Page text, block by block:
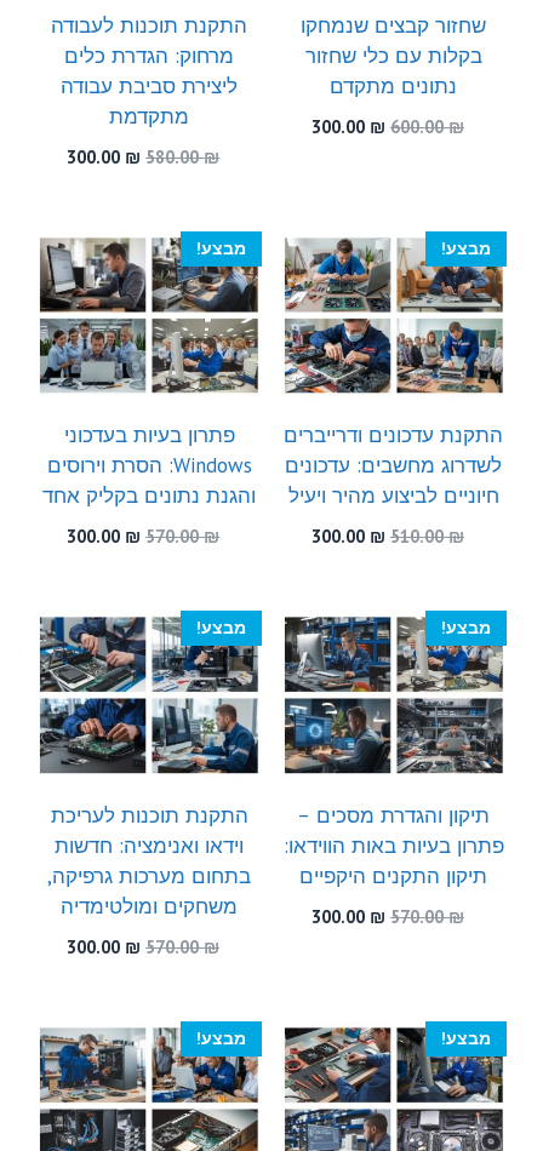
שחזור קבצים שנמחקו
בקלות עם כלי שחזור
נתונים מתקדם
600.00₪
המחיר
300.00 ₪
התקנת תוכנות לעבודה
מרחוק: הגדרת כלים
ליצירת סביבת עבודה
מתקדמת
580.00₪
המחיר
580.00 ₪.
300.00 ₪
המחיר
300.00 ₪.
מבצע!
התקנת עדכונים ודרייברים
לשדרוג מחשבים: עדכונים
חיוניים לביצוע מהיר ויעיל
510.00₪
המחיר
510.00 ₪.
300.00 ₪
300.00 ₪.
מבצע!
פתרון בעיות בעדכוני
Windows: הסרת וירוסים
והגנת נתונים בקליק אחד
570.00₪
המחיר
570.00 ₪.
300.00 ₪
המחיר
300.00 ₪.
מבצע!
תיקון והגדרת מסכים –
פתרון בעיות באות הווידאו:
תיקון התקנים היקפיים
570.00₪
המחיר
300.00 ₪
מבצע!
התקנת תוכנות לעריכת
וידאו ואנימציה: חדשות
בתחום מערכות גרפיקה,
משחקים ומולטימדיה
570.00₪
המחיר
570.00 ₪.
300.00 ₪
המחיר
300.00 ₪.
מבצע! מבצע!